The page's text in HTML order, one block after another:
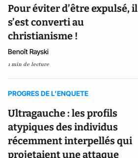
Pour éviter d’être expulsé, il
s’est converti au
christianisme !
Benoît Rayski
1 min de lecture
PROGRES DE L’ENQUETE
Ultragauche : les profils
atypiques des individus
récemment interpellés qui
projetaient une attaque